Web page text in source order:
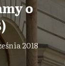
W
G
A
C
o
2018